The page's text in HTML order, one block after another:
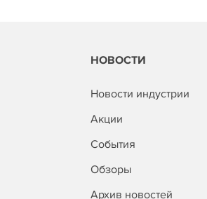
НОВОСТИ
Новости индустрии
Акции
События
Обзоры
Архив новостей